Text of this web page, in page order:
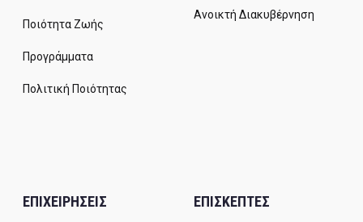
Ποιότητα Ζωής
Προγράμματα
Πολιτική Ποιότητας
Ανοικτή Διακυβέρνηση
ΕΠΙΧΕΙΡΗΣΕΙΣ ΕΠΙΣΚΕΠΤΕΣ